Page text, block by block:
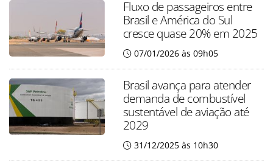
Fluxo de passageiros entre
Brasil e América do Sul
cresce quase 20% em 2025
07/01/2026 às 09h05
Brasil avança para atender
demanda de combustível
sustentável de aviação até
2029
31/12/2025 às 10h30